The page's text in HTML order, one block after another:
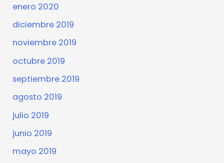
enero 2020
diciembre 2019
noviembre 2019
octubre 2019
septiembre 2019
agosto 2019
julio 2019
junio 2019
mayo 2019